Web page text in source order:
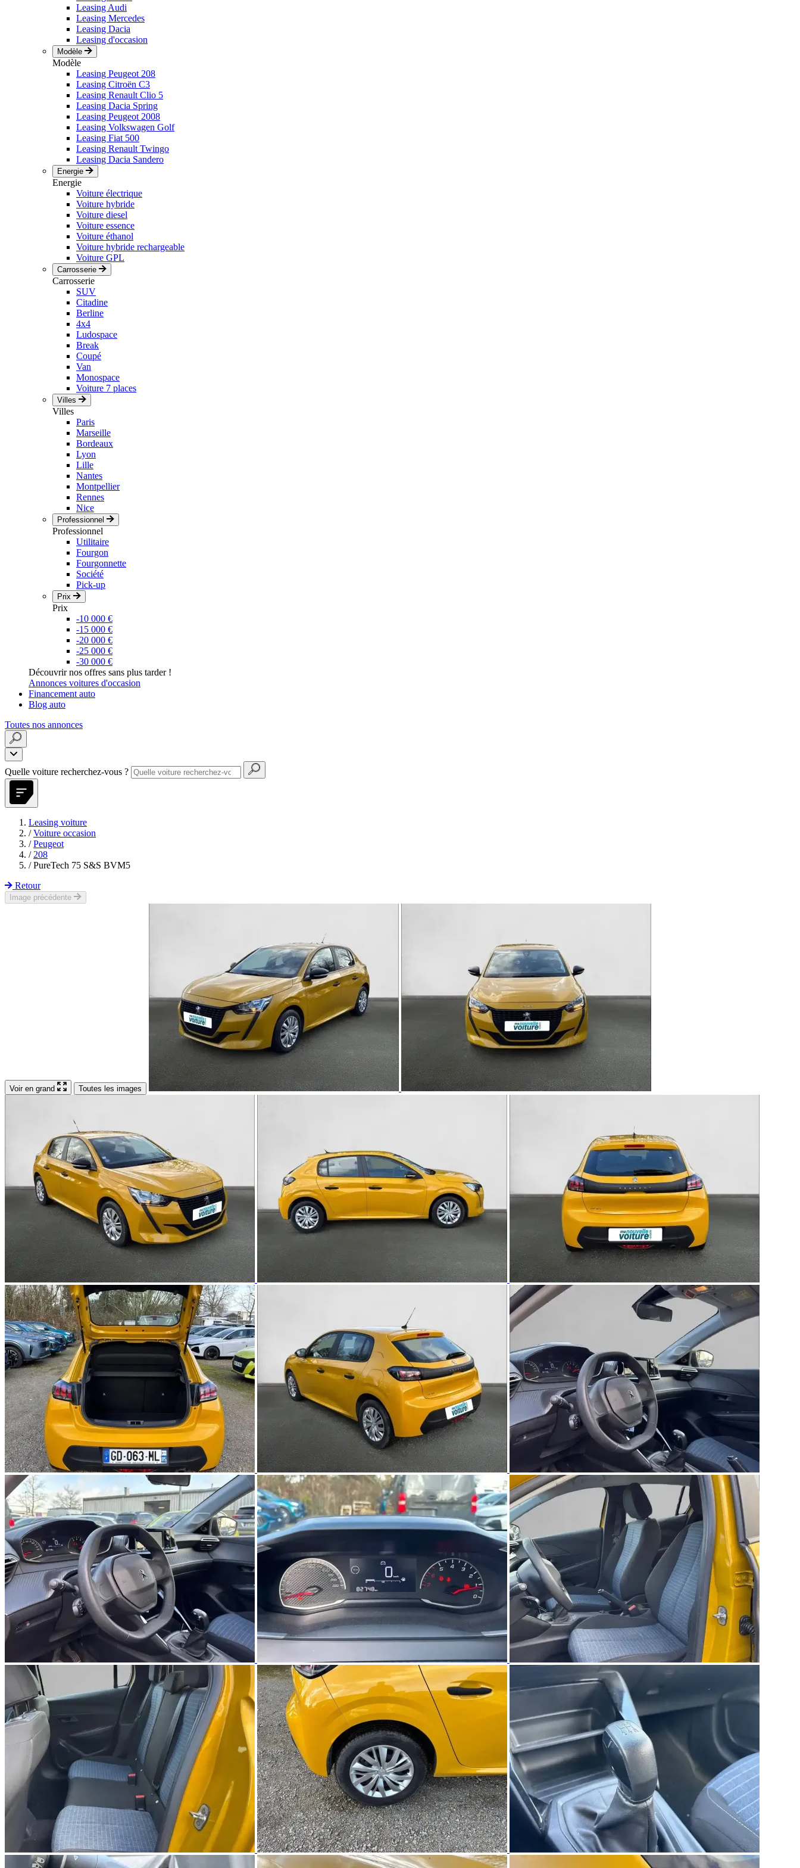
Leasing Audi
Leasing Mercedes
Leasing Dacia
Leasing d'occasion
Modèle
Modèle
Leasing Peugeot 208
Leasing Citroën C3
Leasing Renault Clio 5
Leasing Dacia Spring
Leasing Peugeot 2008
Leasing Volkswagen Golf
Leasing Fiat 500
Leasing Renault Twingo
Leasing Dacia Sandero
Energie
Energie
Voiture électrique
Voiture hybride
Voiture diesel
Voiture essence
Voiture éthanol
Voiture hybride rechargeable
Voiture GPL
Carrosserie
Carrosserie
SUV
Citadine
Berline
4x4
Ludospace
Break
Coupé
Van
Monospace
Voiture 7 places
Villes
Villes
Paris
Marseille
Bordeaux
Lyon
Lille
Nantes
Montpellier
Rennes
Nice
Professionnel
Professionnel
Utilitaire
Fourgon
Fourgonnette
Société
Pick-up
Prix
Prix
-10 000 €
-15 000 €
-20 000 €
-25 000 €
-30 000 €
Découvrir nos offres sans plus tarder !
Annonces voitures d'occasion
Financement auto
Blog auto
Toutes nos annonces
Quelle voiture recherchez-vous ?
Leasing voiture
/ Voiture occasion
/ Peugeot
/ 208
/ PureTech 75 S&S BVM5
Retour
Image précédente
Voir en grand Toutes les images